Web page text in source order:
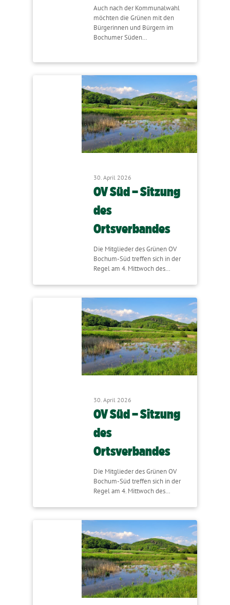
Auch nach der Kommunalwahl
möchten die Grünen mit den
Bürgerinnen und Bürgern im
Bochumer Süden…
30. April 2026
OV Süd – Sitzung
des
Ortsverbandes
Die Mitglieder des Grünen OV
Bochum-Süd treffen sich in der
Regel am 4. Mittwoch des…
30. April 2026
OV Süd – Sitzung
des
Ortsverbandes
Die Mitglieder des Grünen OV
Bochum-Süd treffen sich in der
Regel am 4. Mittwoch des…